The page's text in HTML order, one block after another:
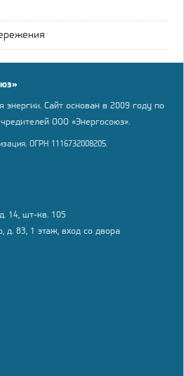
Сайт основан в 2009 году по
ООО «Энергосоюз».
ОГРН 1116732008205.
14, шт-кв. 105
д. 83, 1 этаж, вход со двора